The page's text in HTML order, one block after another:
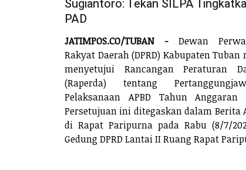
Sugiantoro: Tekan SILPA
PAD
JATIMPOS.CO/TUBAN - Dewan
Rakyat Daerah (DPRD) Kabupaten Tuban
menyetujui Rancangan Peraturan
(Raperda) tentang
Pelaksanaan APBD Tahun Anggaran
Persetujuan ini ditegaskan dalam Berita
di Rapat Paripurna pada Rabu (8/7/
Gedung DPRD Lantai II Ruang Rapat